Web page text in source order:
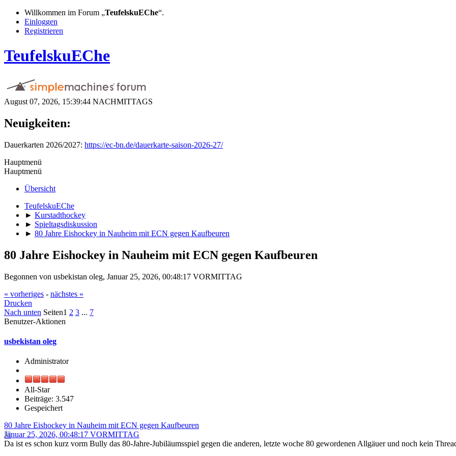
Willkommen im Forum „TeufelskuEChe“.
Einloggen
Registrieren
TeufelskuEChe
August 07, 2026, 15:39:44 NACHMITTAGS
Neuigkeiten:
Dauerkarten 2026/2027: https://ec-bn.de/dauerkarte-saison-2026-27/
Hauptmenü
Hauptmenü
Übersicht
TeufelskuEChe
► Kurstadthockey
► Spieltagsdiskussion
► 80 Jahre Eishockey in Nauheim mit ECN gegen Kaufbeuren
80 Jahre Eishockey in Nauheim mit ECN gegen Kaufbeuren
Begonnen von usbekistan oleg, Januar 25, 2026, 00:48:17 VORMITTAG
« vorheriges - nächstes »
Drucken
Nach unten Seiten1 2 3 ... 7
Benutzer-Aktionen
usbekistan oleg
Administrator
All-Star
Beiträge: 3.547
Gespeichert
80 Jahre Eishockey in Nauheim mit ECN gegen Kaufbeuren
Januar 25, 2026, 00:48:17 VORMITTAG
Da ist es schon kurz vorm Bully das 80-Jahre-Jubiläumsspiel gegen die anderen, letzte woche 80 gewordenen Allgäuer und noch kein